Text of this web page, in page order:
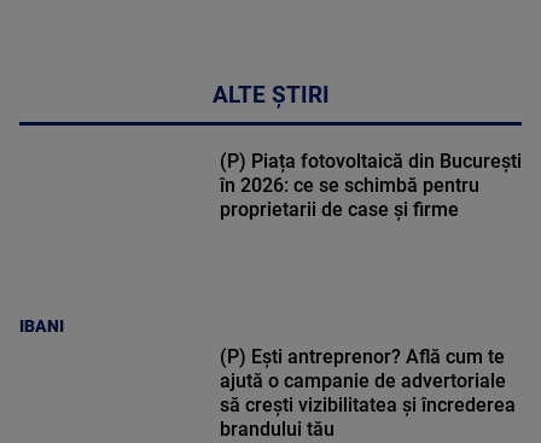
ALTE ȘTIRI
IBANI
(P) Piața fotovoltaică din București
în 2026: ce se schimbă pentru
proprietarii de case și firme
(P) Ești antreprenor? Află cum te
ajută o campanie de advertoriale
să crești vizibilitatea și încrederea
brandului tău